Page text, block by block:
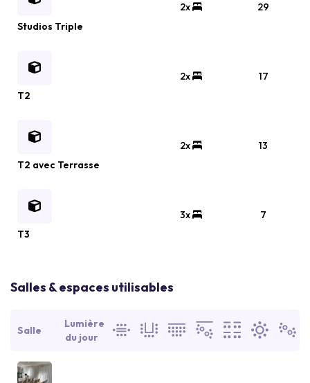
Studios Triple
2x 29
T2
2x 17
T2 avec Terrasse
2x 13
T3
3x 7
Salles & espaces utilisables
Salle
Lumière
du jour